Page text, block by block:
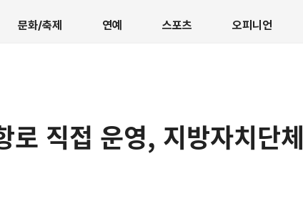
문화/축제 연예 스포츠 오피니언
로 직접 운영, 지방자치단체